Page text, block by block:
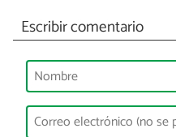
Escribir comentario